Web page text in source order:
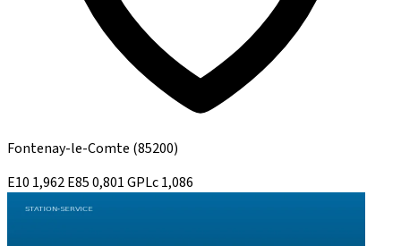
Fontenay-le-Comte (85200)
E10 1,962E850,801GPLc1,086